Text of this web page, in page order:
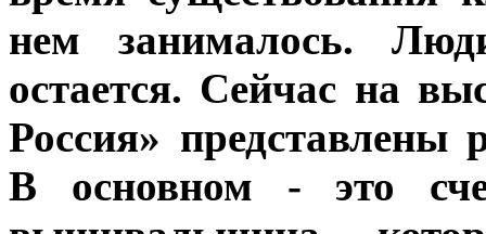
нем занималось.
остается. Сейчас на
Россия» представлены
В основном - это